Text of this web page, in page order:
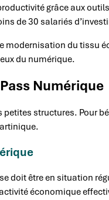
grâce aux
de 30 salariés
modernisation du tissu
du numérique.
Numérique
structures. Pour
doit être en situation
économique